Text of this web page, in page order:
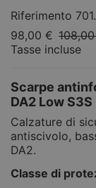
Riferimento
98,00 €
Tasse incluse
Scarpe
DA2 Low S3S
Calzature di
antiscivolo,
DA2.
Classe di